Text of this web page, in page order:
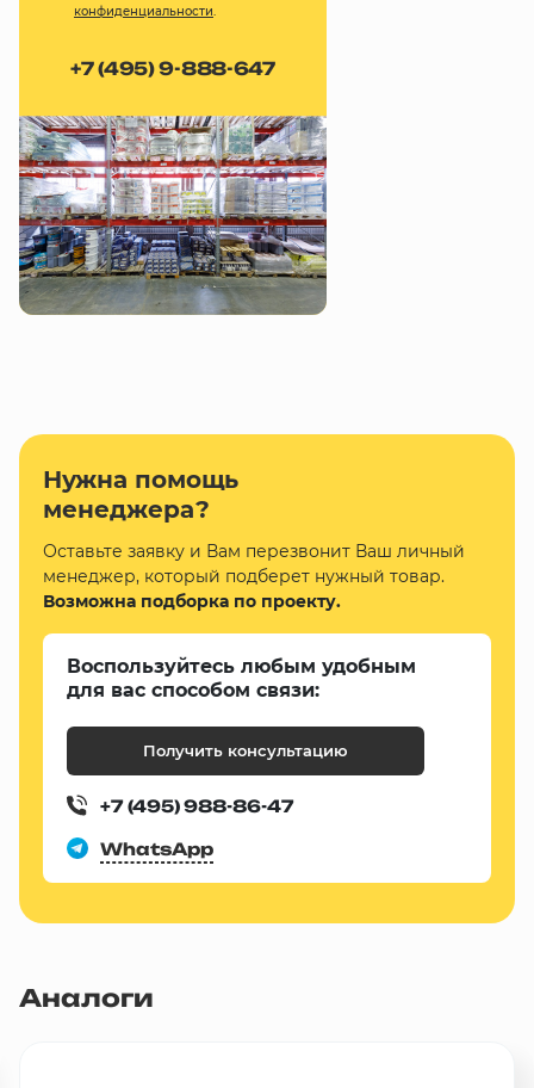
конфиденциальности.
+7 (495) 9-888-647
Нужна помощь
менеджера?
Оставьте заявку и Вам перезвонит Ваш личный
менеджер, который подберет нужный товар.
Возможна подборка по проекту.
Воспользуйтесь любым удобным
для вас способом связи:
Получить консультацию
+7 (495) 988-86-47
WhatsApp
Аналоги